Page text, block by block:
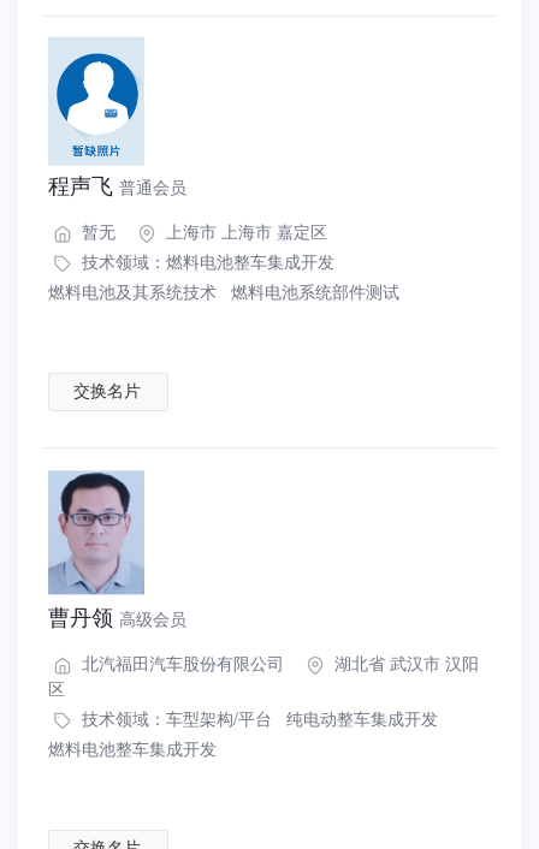
程声飞 普通会员
暂无
上海市 上海市 嘉定区
技术领域： 燃料电池整车集成开发
燃料电池及其系统技术 燃料电池系统部件测试
交换名片
曹丹领 高级会员
北汽福田汽车股份有限公司
湖北省 武汉市 汉阳
区
技术领域： 车型架构/平台
纯电动整车集成开发
燃料电池整车集成开发